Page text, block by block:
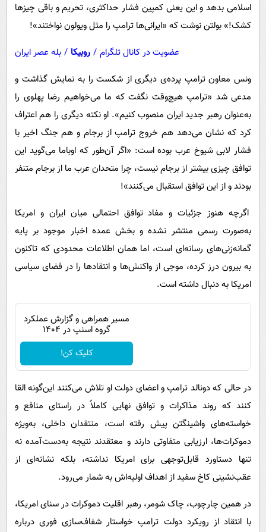
اسلامی بدهد و این یعنی کمپین فشار حداکثری، تحریم و باقی چیزها
کشک!» بولتن نوشت که «ایرانی‌ها ترامپ را مثل ویولون نواختند»!
عضویت در کانال تلگرام / روبیکا / بله عصر ایران
ونس معاون ترامپ پرده‌ی دیگری از شکست را به نمایش گذاشت و
مدعی شد «ترامپ هیچ‌وقت نگفت که ما می‌خواهیم رضا پهلوی را
به‌عنوان رهبر جدید ایران منصوب کنیم». او نکته دیگری را هم اعتراف
کرد که نشان می‌دهد هم خروج ترامپ از برجام و هم جنگ اخیر با
فشار لابی شیوخ عرب بوده است: «اگر آن‌طور که اوباما می‌گوید این
توافق چیزی بیشتر از برجام نیست، چرا متحدان عرب ما از برجام متنفر
بودند و از این توافق استقبال می‌کنند»!
اگرچه هنوز جزئیات و مفاد توافق احتمالی میان ایران و امریکا
به‌صورت رسمی منتشر نشده و بخش عمده اخبار موجود بر پایه
گمانه‌زنی‌های رسانه‌ای است، اما همان اطلاعات محدودی که تاکنون
به بیرون درز کرده، موجی از واکنش‌ها و انتقادها را در فضای سیاسی
امریکا به دنبال داشته است.
مسیر همراهی و گزارش عملکرد
گروه اسنپ در ۱۴۰۴
کلیک کن!
در حالی که دونالد ترامپ و اعضای دولت او تلاش می‌کنند این‌گونه القا
کنند که روند مذاکرات و توافق نهایی کاملاً در راستای منافع و
خواسته‌های واشینگتن پیش رفته است، منتقدان داخلی، به‌ویژه
دموکرات‌ها، ارزیابی متفاوتی دارند و معتقدند نتیجه به‌دست‌آمده نه
تنها دستاورد قابل‌توجهی برای امریکا نداشته، بلکه نشانه‌ای از
عقب‌نشینی کاخ سفید از اهداف اولیه‌اش به شمار می‌رود.
در همین چارچوب، چاک شومر، رهبر اقلیت دموکرات در سنای امریکا،
با انتقاد از رویکرد دولت ترامپ خواستار شفاف‌سازی فوری درباره